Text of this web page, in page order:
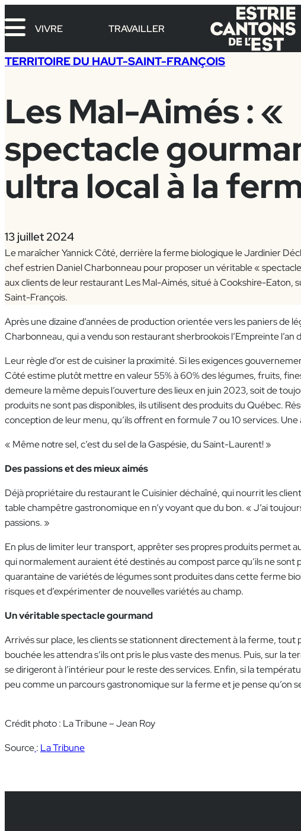
au
VIVRE TRAVAILLER
TERRITOIRE DU HAUT-SAINT-FRANÇOIS
Les Mal-Aimés : «
spectacle
ultra local à la
13 juillet 2024
Le maraîcher Yannick Côté, derrière la ferme biologique le Jardinier
chef estrien Daniel Charbonneau pour proposer un véritable «
aux clients de leur restaurant Les Mal-Aimés, situé à Cookshire-Eaton,
Saint-François.
Après une dizaine d’années de production orientée vers les paniers de
Charbonneau, qui a vendu son restaurant sherbrookois l’Empreinte
Leur règle d’or est de cuisiner la proximité. Si les exigences
Côté estime plutôt mettre en valeur 55% à 60% des légumes, fruits,
demeure la même depuis l’ouverture des lieux en juin 2023, soit de
produits ne sont pas disponibles, ils utilisent des produits du Québec.
conception de leur menu, qu’ils offrent en formule 7 ou 10 services.
« Même notre sel, c’est du sel de la Gaspésie, du Saint-Laurent! »
Des passions et des mieux aimés
Déjà propriétaire du restaurant le Cuisinier déchaîné, qui nourrit les
table champêtre gastronomique en n’y voyant que du bon. « J’ai
passions. »
En plus de limiter leur transport, apprêter ses propres produits permet
qui normalement auraient été destinés au compost parce qu’ils ne sont
quarantaine de variétés de légumes sont produites dans cette ferme
risques et d’expérimenter de nouvelles variétés au champ.
Un véritable spectacle gourmand
Arrivés sur place, les clients se stationnent directement à la ferme, tout
bouchée les attendra s’ils ont pris le plus vaste des menus. Puis, sur la
se dirigeront à l’intérieur pour le reste des services. Enfin, si la
peu comme un parcours gastronomique sur la ferme et je pense qu’on
Crédit photo : La Tribune – Jean Roy
Source: La Tribune